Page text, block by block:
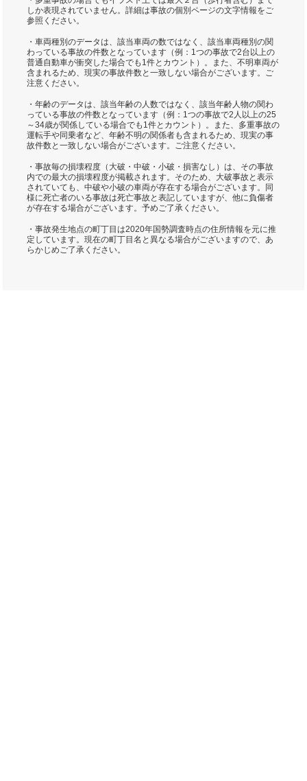
しか表現されていません。詳細は事故の個別ページの文字情報をご
参照ください。
・車両種別のデータは、該当車両の数ではなく、該当車両種別の関
わっている事故の件数となっています（例：1つの事故で2台以上の
普通自動車が衝突した場合でも1件とカウント）。また、不明車両が
含まれるため、現実の事故件数と一致しない場合がございます。ご
注意ください。
・年齢のデータは、該当年齢の人数ではなく、該当年齢人物の関わ
っている事故の件数となっています（例：1つの事故で2人以上の25
～34歳が関係している場合でも1件とカウント）。また、多重事故の
運転手や同乗者など、年齢不明の関係者も含まれるため、現実の事
故件数と一致しない場合がございます。ご注意ください。
・事故毎の損壊程度（大破・中破・小破・損害なし）は、その事故
内での最大の損壊程度が掲載されます。そのため、大破事故と表示
されていても、中破や小破の車両が存在する場合がございます。同
様に死亡者のいる事故は死亡事故と表記していますが、他に負傷者
が存在する場合がございます。予めご了承ください。
・事故発生地点の町丁目は2020年国勢調査時点の住所情報を元に推
定しています。現在の町丁目名と異なる場合がございますので、あ
らかじめご了承ください。